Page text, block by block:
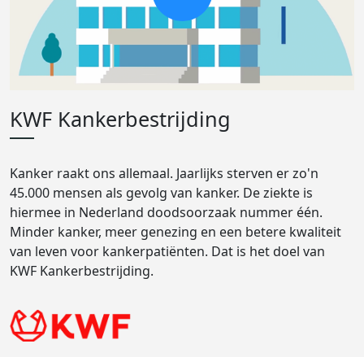
KWF Kankerbestrijding
Kanker raakt ons allemaal. Jaarlijks sterven er zo'n
45.000 mensen als gevolg van kanker. De ziekte is
hiermee in Nederland doodsoorzaak nummer één.
Minder kanker, meer genezing en een betere kwaliteit
van leven voor kankerpatiënten. Dat is het doel van
KWF Kankerbestrijding.